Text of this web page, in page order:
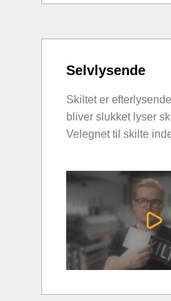
Selvlysende
Skiltet er
bliver slukket lyser
Velegnet til skilte